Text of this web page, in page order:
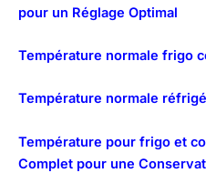
pour un Réglage Optimal
Température normale frigo
Température normale
Température pour frigo et
Complet pour une